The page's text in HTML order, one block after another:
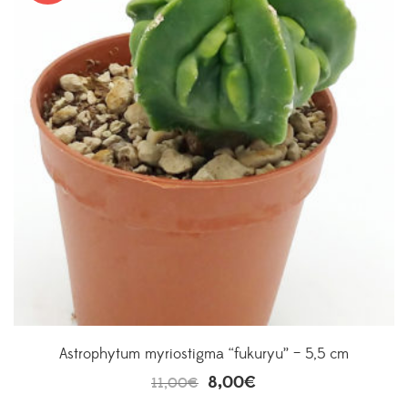
Astrophytum myriostigma “fukuryu” – 5,5 cm
11,00€ 8,00€